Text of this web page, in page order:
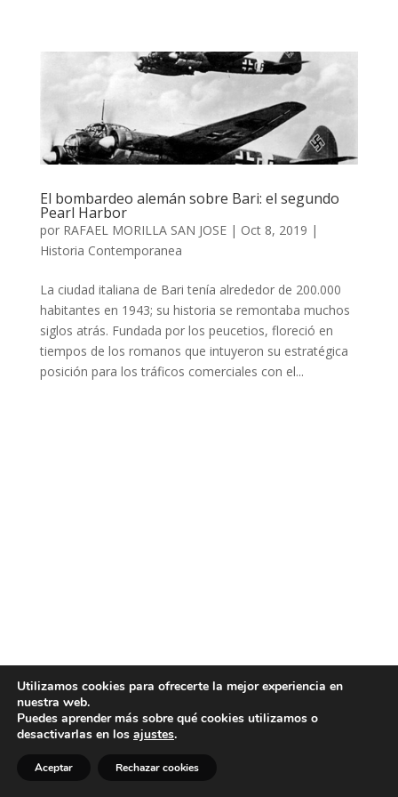
El bombardeo alemán sobre Bari: el segundo
Pearl Harbor
por RAFAEL MORILLA SAN JOSE| Oct 8, 2019 |
Historia Contemporanea
La ciudad italiana de Bari tenía alrededor de 200.000
habitantes en 1943; su historia se remontaba muchos
siglos atrás. Fundada por los peucetios, floreció en
tiempos de los romanos que intuyeron su estratégica
posición para los tráficos comerciales con el...
Utilizamos cookies para ofrecerte la mejor experiencia en
nuestra web.
Puedes aprender más sobre qué cookies utilizamos o
desactivarlas en los ajustes.
Aceptar Rechazar cookies